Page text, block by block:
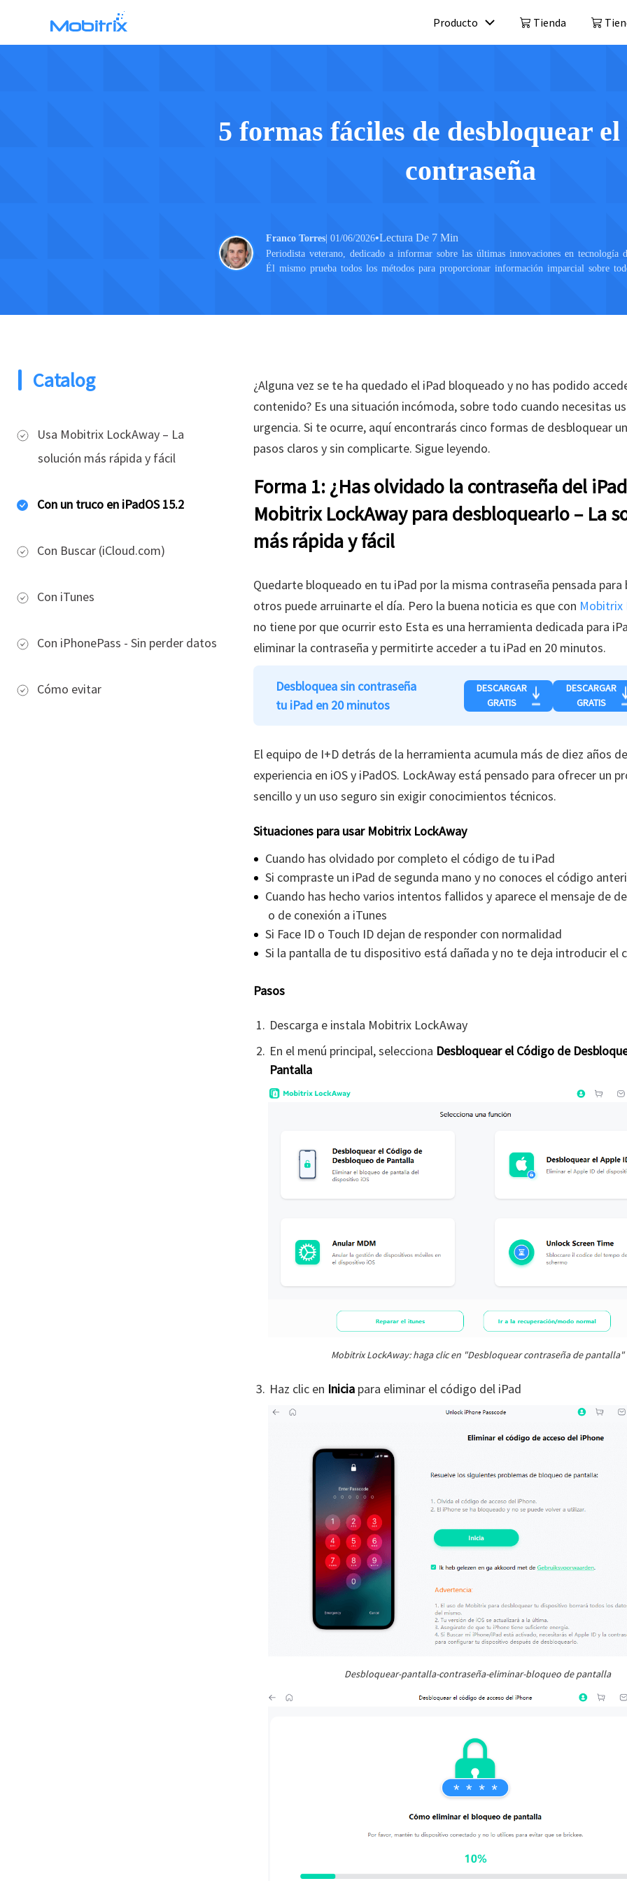
Producto
iCloud >
Tienda
5 formas fáciles de desbloquear
contraseña
Franco Torres| 01/06/2026•Lectura De 7 Min
Periodista veterano, dedicado a informar sobre las últimas innovaciones en tecnología
Él mismo prueba todos los métodos para proporcionar información imparcial sobre
Catalog
Usa Mobitrix LockAway – La
solución más rápida y fácil
Con un truco en iPadOS 15.2
Con Buscar (iCloud.com)
Con iTunes
Con iPhonePass - Sin perder datos
Cómo evitar
¿Alguna vez se te ha quedado el iPad bloqueado y no has podido
contenido? Es una situación incómoda, sobre todo cuando necesitas
urgencia. Si te ocurre, aquí encontrarás cinco formas de desbloquear
pasos claros y sin complicarte. Sigue leyendo.
Forma 1: ¿Has olvidado la contraseña del
Mobitrix LockAway para desbloquearlo – La
más rápida y fácil
Quedarte bloqueado en tu iPad por la misma contraseña pensada para
otros puede arruinarte el día. Pero la buena noticia es que con Mobitrix
no tiene por que ocurrir esto Esta es una herramienta dedicada para
eliminar la contraseña y permitirte acceder a tu iPad en 20 minutos.
Desbloquea sin contraseña
tu iPad en 20 minutos
DESCARGAR
GRATIS
DESCARGAR
GRATIS
El equipo de I+D detrás de la herramienta acumula más de diez años de
experiencia en iOS y iPadOS. LockAway está pensado para ofrecer un
sencillo y un uso seguro sin exigir conocimientos técnicos.
Situaciones para usar Mobitrix LockAway
Cuando has olvidado por completo el código de tu iPad
Si compraste un iPad de segunda mano y no conoces el código
Cuando has hecho varios intentos fallidos y aparece el mensaje de
o de conexión a iTunes
Si Face ID o Touch ID dejan de responder con normalidad
Si la pantalla de tu dispositivo está dañada y no te deja introducir el
Pasos
Descarga e instala Mobitrix LockAway
En el menú principal, selecciona Desbloquear el Código de
Pantalla
Mobitrix LockAway: haga clic en "Desbloquear contraseña de pantalla"
Haz clic en Iniciapara eliminar el código del iPad
Desbloquear-pantalla-contraseña-eliminar-bloqueo de pantalla